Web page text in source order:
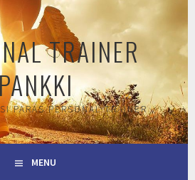
TRAINER
PARAS PERSONAL TRAINER
MENU